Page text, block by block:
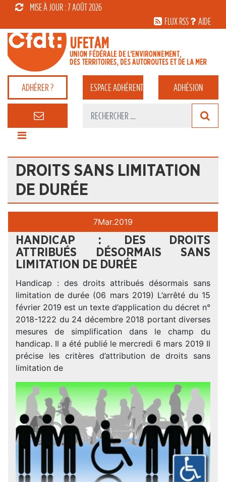
MISE À JOUR : 7 AOÛT 2026
FLUX RSS
AIDE
ADHÉRER ? ESPACEADHÉRENT ADHÉSION
DROITS SANS LIMITATION
DE DURÉE
7Mar.2019
HANDICAP : DES DROITS
ATTRIBUÉS DÉSORMAIS SANS
LIMITATION DE DURÉE
Handicap : des droits attribués désormais sans
limitation de durée (06 mars 2019) L’arrêté du 15
février 2019 est un texte d’application du décret n°
2018-1222 du 24 décembre 2018 portant diverses
mesures de simplification dans le champ du
handicap. Il a été publié le mercredi 6 mars 2019 Il
précise les critères d’attribution de droits sans
limitation de